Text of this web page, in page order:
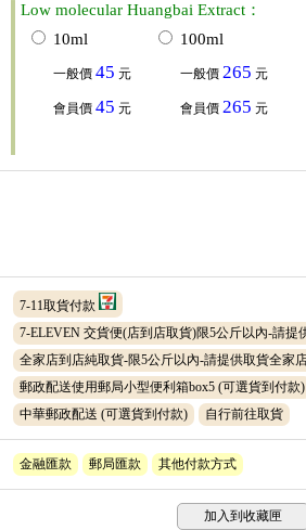
Low molecular Huangbai Extract：
10ml
一般價 45 元
會員價 45 元
100ml
一般價 265 元
會員價 265 元
7-11取貨付款
7-ELEVEN 交貨便(店到店取貨)限5公斤以內-請提
全家店到店純取貨-限5公斤以內-請提供取貨全家
郵政配送使用郵局小型便利箱box5 (可選貨到付款)
中華郵政配送 (可選貨到付款) 自行前往取貨
金融匯款 郵局匯款 其他付款方式
加入到收藏匣